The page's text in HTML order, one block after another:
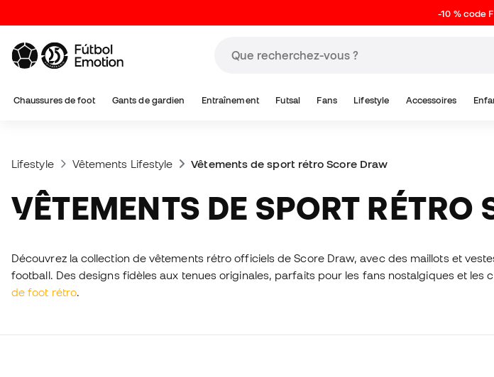
-10 % code
Chaussures de foot Gants de gardien Entraînement Futsal Fans Lifestyle Accessoires
Lifestyle Vêtements Lifestyle Vêtements de sport rétro Score Draw
VÊTEMENTS DE SPORT
Découvrez la collection de vêtements rétro officiels de Score Draw, avec des maillots et
football. Des designs fidèles aux tenues originales, parfaits pour les fans nostalgiques et les
de foot rétro.